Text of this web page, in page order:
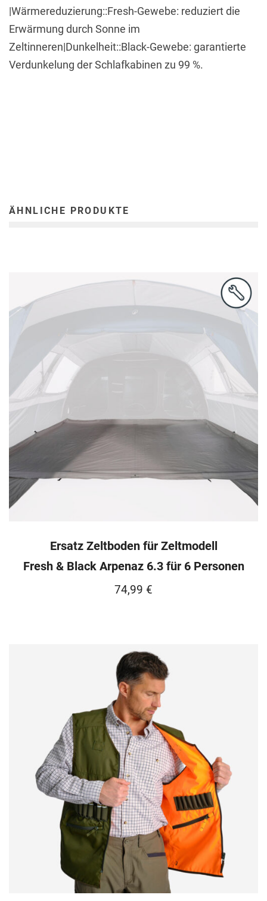
|Wärmereduzierung::Fresh-Gewebe: reduziert die
Erwärmung durch Sonne im
Zeltinneren|Dunkelheit::Black-Gewebe: garantierte
Verdunkelung der Schlafkabinen zu 99 %.
ÄHNLICHE PRODUKTE
Ersatz Zeltboden für Zeltmodell
Fresh & Black Arpenaz 6.3 für 6 Personen
74,99 €